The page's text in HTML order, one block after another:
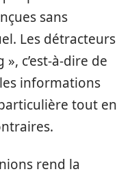
sans
Les détracteurs
c’est-à-dire de
informations
tout en
rend la